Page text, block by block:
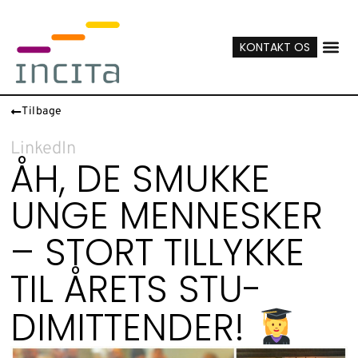
KONTAKT OS
Tilbage
LinkedIn
ÅH, DE SMUKKE
UNGE MENNESKER
– STORT TILLYKKE
TIL ÅRETS STU-
DIMITTENDER!